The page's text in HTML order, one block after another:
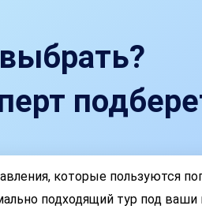
которые пользуются
подходящий тур под ваши